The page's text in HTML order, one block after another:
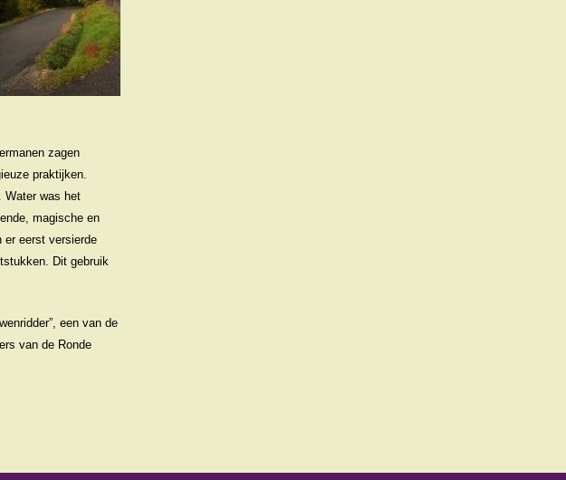
zagen
praktijken.
Water was het
magische en
er eerst versierde
Dit gebruik
een van de
van de Ronde